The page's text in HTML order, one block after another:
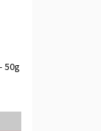
50g